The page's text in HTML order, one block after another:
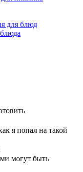
для блюд
я попал на такой
могут быть